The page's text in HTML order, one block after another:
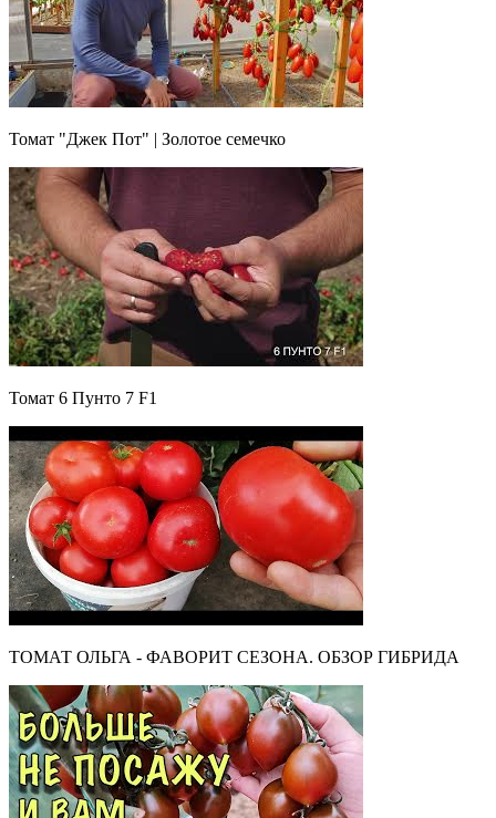
Томат "Джек Пот" | Золотое семечко
Томат 6 Пунто 7 F1
ТОМАТ ОЛЬГА - ФАВОРИТ СЕЗОНА. ОБЗОР ГИБРИДА